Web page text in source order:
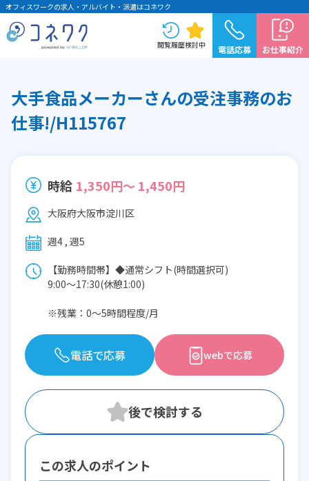
オフィスワークの求人・アルバイト・派遣はコネワク
閲覧履歴検討中 電話応募 お仕事紹介
大手食品メーカーさんの受注事務のお
仕事!/H115767
時給 1,350円～ 1,450円
大阪府大阪市淀川区
週4 , 週5
【勤務時間帯】◆通常シフト(時間選択可)
9:00〜17:30(休憩1:00)
※残業：0〜5時間程度/月
電話で応募 webで応募
この求人のポイント